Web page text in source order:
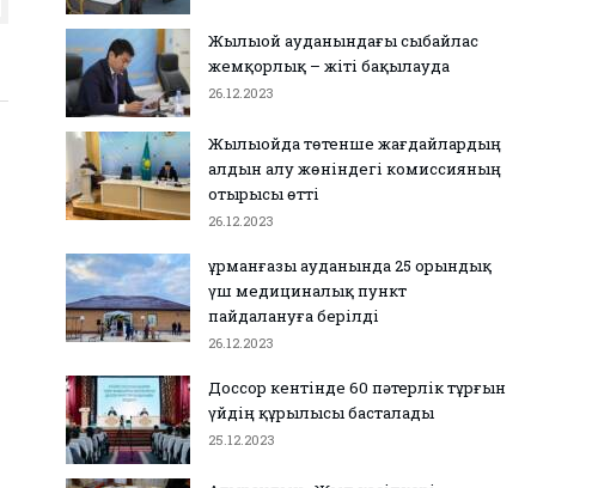
Жылыой ауданындағы сыбайлас
жемқорлық – жіті бақылауда
26.12.2023
Жылыойда төтенше жағдайлардың
алдын алу жөніндегі комиссияның
отырысы өтті
26.12.2023
Құрманғазы ауданында 25 орындық
үш медициналық пункт
пайдалануға берілді
26.12.2023
Доссор кентінде 60 пәтерлік тұрғын
үйдің құрылысы басталады
25.12.2023